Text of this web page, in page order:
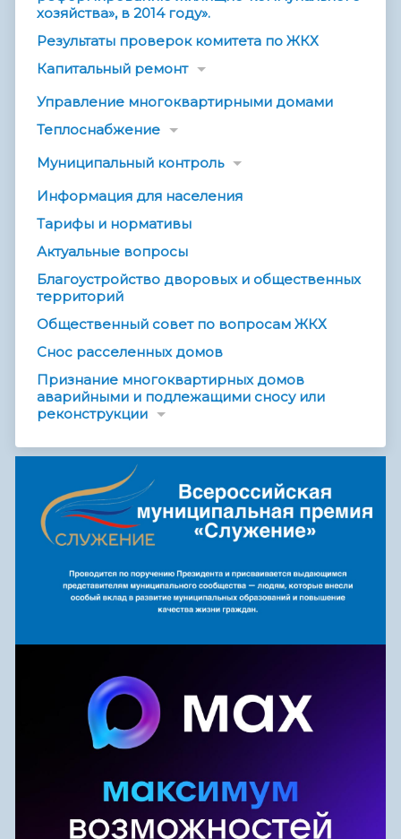
хозяйства», в 2014 году».
Результаты проверок комитета по ЖКХ
Капитальный ремонт
Управление многоквартирными домами
Теплоснабжение
Муниципальный контроль
Информация для населения
Тарифы и нормативы
Актуальные вопросы
Благоустройство дворовых и общественных
территорий
Общественный совет по вопросам ЖКХ
Снос расселенных домов
Признание многоквартирных домов
аварийными и подлежащими сносу или
реконструкции